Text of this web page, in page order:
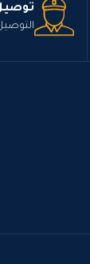
التوصيل خلال